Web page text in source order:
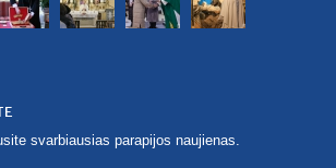
svarbiausias parapijos naujienas.